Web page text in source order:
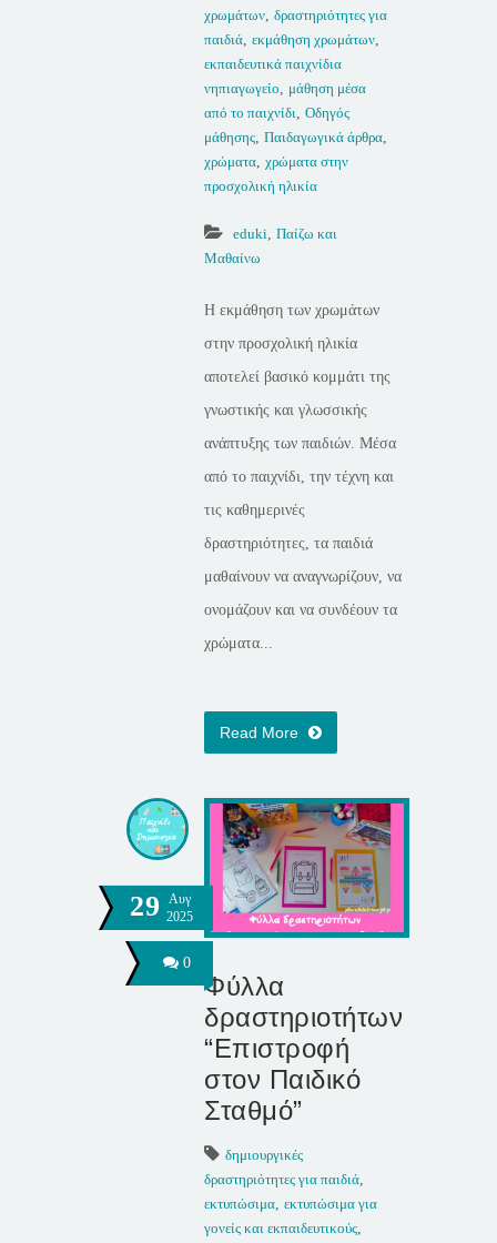
χρωμάτων δραστηριότητες για
παιδιά εκμάθηση χρωμάτων
εκπαιδευτικά παιχνίδια
νηπιαγωγείο
μάθηση μέσα
από το παιχνίδι Οδηγός
μάθησης Παιδαγωγικά άρθρα
χρώματα χρώματα στην
προσχολική ηλικία
eduki Παίζω και
Μαθαίνω
Η εκμάθηση των χρωμάτων
στην προσχολική ηλικία
αποτελεί βασικό κομμάτι της
γνωστικής και γλωσσικής
ανάπτυξης των παιδιών. Μέσα
από το παιχνίδι, την τέχνη και
τις καθημερινές
δραστηριότητες, τα παιδιά
μαθαίνουν να αναγνωρίζουν, να
ονομάζουν και να συνδέουν τα
χρώματα...
Read More
29
Αυγ
2025
0
Φύλλα
δραστηριοτήτων
“Επιστροφή
στον Παιδικό
Σταθμό”
δημιουργικές
δραστηριότητες για παιδιά,
εκτυπώσιμα, εκτυπώσιμα για
γονείς και εκπαιδευτικούς,